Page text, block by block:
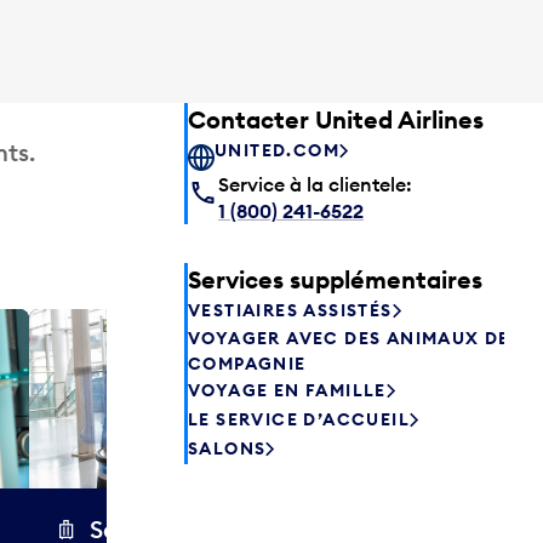
Secure Wrap
Salon
avant de
Contacter United Airlines
UNITED.COM
Service à la clientele:
1 (800) 241-6522
Services supplémentaires
VESTIAIRES ASSISTÉS
VOYAGER AVEC DES ANIMAUX DE
COMPAGNIE
VOYAGE EN FAMILLE
LE SERVICE D’ACCUEIL
SALONS